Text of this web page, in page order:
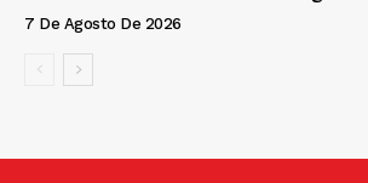
7 De Agosto De 2026